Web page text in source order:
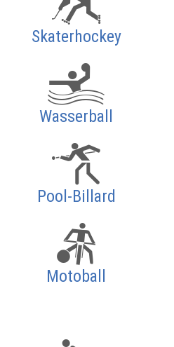
Skaterhockey
Wasserball
Pool-Billard
Motoball